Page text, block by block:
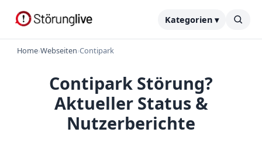
Kategorien ▾
Home›Webseiten›Contipark
Contipark Störung?
Aktueller Status &
Nutzerberichte